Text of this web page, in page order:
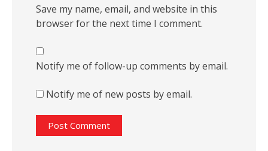
Save my name, email, and website in this
browser for the next time I comment.
Notify me of follow-up comments by email.
Notify me of new posts by email.